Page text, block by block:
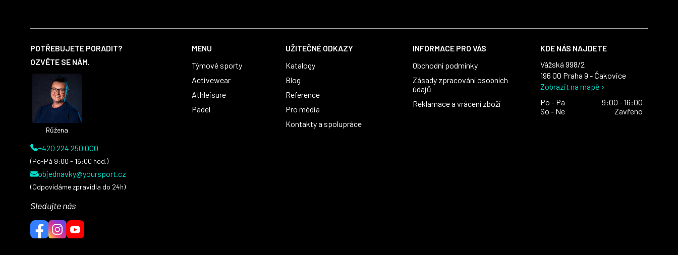
POTŘEBUJETE PORADIT?
OZVĚTE SE NÁM.
Růžena
+420 224 250 000
(Po-Pá 9:00 - 16:00 hod.)
objednavky@yoursport.cz
(Odpovídáme zpravidla do 24h)
Sledujte nás
MENU
Týmové sporty
Activewear
Athleisure
Padel
UŽITEČNÉ ODKAZY
Katalogy
Blog
Reference
Pro média
Kontakty a spolupráce
INFORMACE PRO VÁS
Obchodní podmínky
Zásady zpracování osobních
údajů
Reklamace a vrácení zboží
KDE NÁS NAJDETE
Vážská 998/2
196 00 Praha 9 - Čakovice
Zobrazit na mapě ›
Po - Pa
9:00 - 16:00
So - Ne
Zavřeno